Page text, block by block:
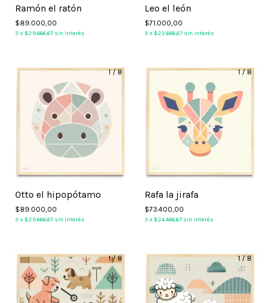
Ramón el ratón
$89.000,00
3 x $29.666,67 sin interés
Leo el león
$71.000,00
3 x $23.666,67 sin interés
1/8
Otto el hipopótamo
$89.000,00
3 x $29.666,67 sin interés
1/8
Rafa la jirafa
$73.400,00
3 x $24.466,67 sin interés
1/8 1/8